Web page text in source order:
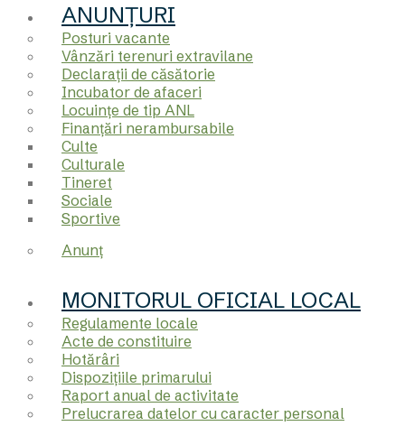
ANUNȚURI
Posturi vacante
Vânzări terenuri extravilane
Declarații de căsătorie
Incubator de afaceri
Locuințe de tip ANL
Finanțări nerambursabile
Culte
Culturale
Tineret
Sociale
Sportive
Anunț
MONITORUL OFICIAL LOCAL
Regulamente locale
Acte de constituire
Hotărâri
Dispozițiile primarului
Raport anual de activitate
Prelucrarea datelor cu caracter personal